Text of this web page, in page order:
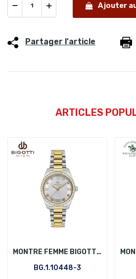
Ajouter
Partager l'article
ARTICLES
MONTRE FEMME BIGOTTI BG.1.10448-3
BG.1.10448-3